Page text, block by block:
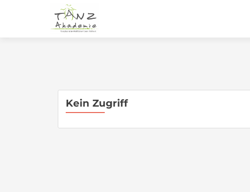
Kein Zugriff